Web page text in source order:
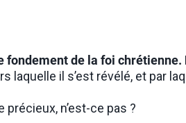
fondement de la foi chrétienne.
laquelle il s’est révélé, et par
précieux, n’est-ce pas ?